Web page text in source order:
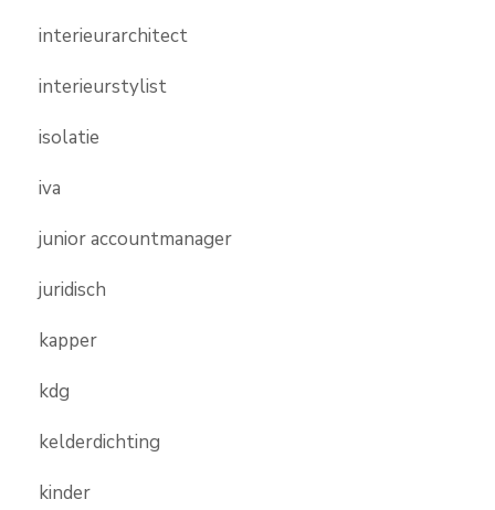
interieurarchitect
interieurstylist
isolatie
iva
junior accountmanager
juridisch
kapper
kdg
kelderdichting
kinder